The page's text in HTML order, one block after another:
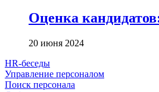
Оценка
20 июня 2024
HR-беседы
Управление персоналом
Поиск персонала